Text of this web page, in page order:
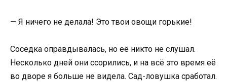
— Я ничего не делала! Это твои овощи горькие!
Соседка оправдывалась, но её никто не слушал.
Несколько дней они ссорились, и на всё это время её
во дворе я больше не видела. Сад-ловушка сработал.